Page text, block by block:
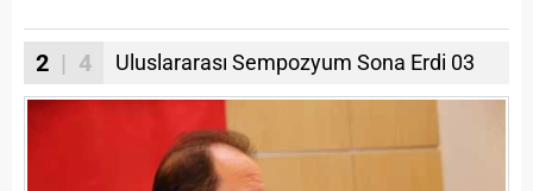
2 | 4 Uluslararası Sempozyum Sona Erdi 03